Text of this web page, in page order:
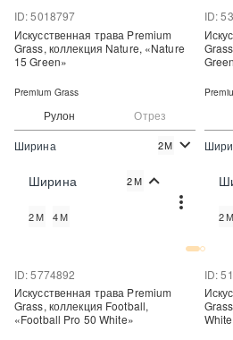
Рулон Отрез
ID: 5018797
Цена:
Искусственная трава Premium
Grass, коллекция Nature, «Nature
15 Green»
Premium Grass
Ширина 2М
Ширина 2М
2М 4М
ID:
Цена:
Grass, коллекция Elite,
2М
ID: 5774892
Искусственная трава Premium
Grass, коллекция Football,
«Football Pro 50 White»
ID:
Grass, коллекция True,